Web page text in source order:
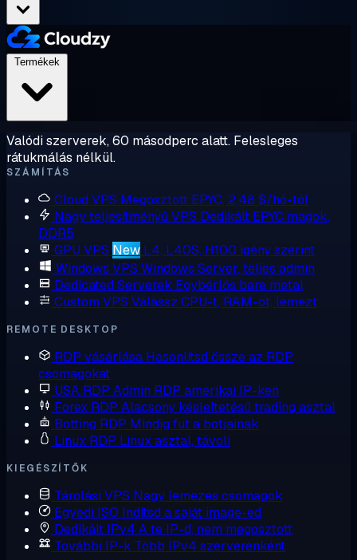
Valódi szerverek, 60 másodperc alatt. Felesleges
rátukmálás nélkül.
SZÁMÍTÁS
Cloud VPS Megosztott EPYC, 2,48 $/hó-tól
Nagy teljesítményű VPS Dedikált EPYC magok,
DDR5
GPU VPS New L4, L40S, H100 igény szerint
Windows VPS Windows Server, teljes admin
Dedicated Serverek Egybérlős bare metal
Custom VPS Válassz CPU-t, RAM-ot, lemezt
REMOTE DESKTOP
RDP vásárlása Hasonlítsd össze az RDP
csomagokat
USA RDP Admin RDP amerikai IP-ken
Forex RDP Alacsony késleltetésű trading asztal
Botting RDP Mindig fut a botjainak
Linux RDP Linux asztal, távoli
KIEGÉSZÍTŐK
Tárolási VPS Nagy lemezes csomagok
Egyedi ISO Indítsd a saját image-ed
Dedikált IPv4 A te IP-d, nem megosztott
További IP-k Több IPv4 szerverenként